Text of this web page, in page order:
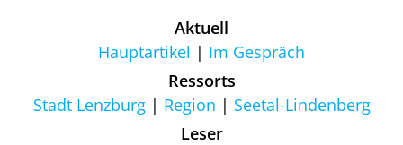
Aktuell
Hauptartikel
Im Gespräch
Ressorts
Stadt Lenzburg
Region
Seetal-Lindenberg
Leser